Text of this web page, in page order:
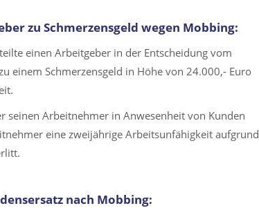
zu Schmerzensgeld wegen Mobbing:
einen Arbeitgeber in der Entscheidung vom
einem Schmerzensgeld in Höhe von 24.000,- Euro
seinen Arbeitnehmer in Anwesenheit von Kunden
eine zweijährige Arbeitsunfähigkeit aufgrund
nach Mobbing: